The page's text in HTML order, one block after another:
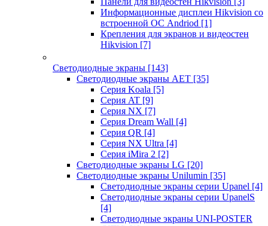
Информационные дисплеи Hikvision со
встроенной ОС Andriod [1]
Крепления для экранов и видеостен
Hikvision [7]
Светодиодные экраны [143]
Светодиодные экраны AET [35]
Cерия Koala [5]
Серия AT [9]
Серия NX [7]
Серия Dream Wall [4]
Серия QR [4]
Серия NX Ultra [4]
Серия iMira 2 [2]
Светодиодные экраны LG [20]
Светодиодные экраны Unilumin [35]
Светодиодные экраны серии Upanel [4]
Светодиодные экраны серии UpanelS
[4]
Светодиодные экраны UNI-POSTER